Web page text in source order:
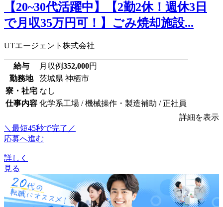
【20~30代活躍中】【2勤2休！週休3日
で月収35万円可！】ごみ焼却施設...
UTエージェント株式会社
給与 月収例352,000円
勤務地
茨城県 神栖市
寮・社宅 なし
仕事内容 化学系工場 / 機械操作・製造補助 / 正社員
詳細を表示
＼最短45秒で完了／
応募へ進む
詳しく
見る